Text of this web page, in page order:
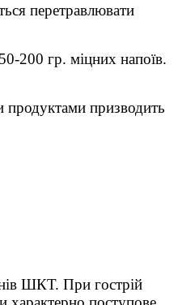
перетравлювати
200 гр. міцних напоїв.
призводить
ШКТ. При гострій